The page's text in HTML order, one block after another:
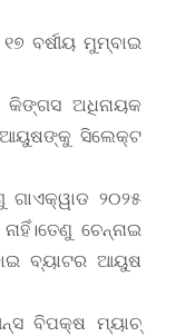
ବର୍ଷୀୟ ମୁମ୍ବାଇ
କିଙ୍ଗସ ଅଧିନାୟକ
ଆୟୁଷଙ୍କୁ ସିଲେକ୍ଟ
୨୦୨୫
ଚେନ୍ନାଇ
ବ୍ୟାଟର ଆୟୁଷ
ବିପକ୍ଷ ମ୍ୟାଚ୍‌